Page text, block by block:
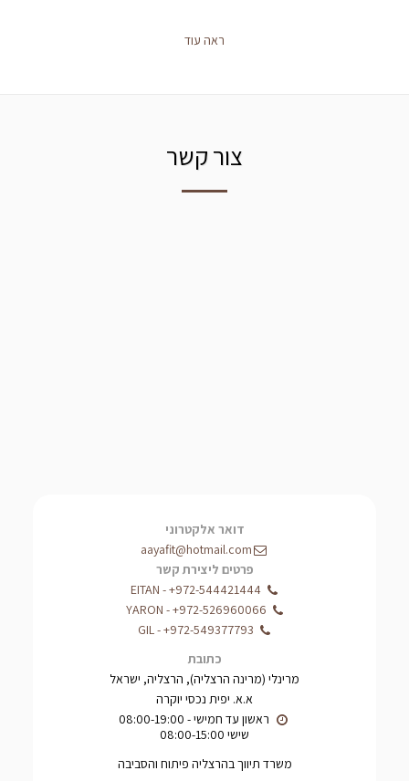
ראה עוד
צור קשר
דואר אלקטרוני
aayafit@hotmail.com
פרטים ליצירת קשר
+972-544421444
-
EITAN
+972-526960066
-
YARON
+972-549377793
-
GIL
כתובת
מרינלי (מרינה הרצליה), הרצליה, ישראל
א.א. יפית נכסי יוקרה
שישי 08:00-15:00
משרד תיווך בהרצליה פיתוח והסביבה